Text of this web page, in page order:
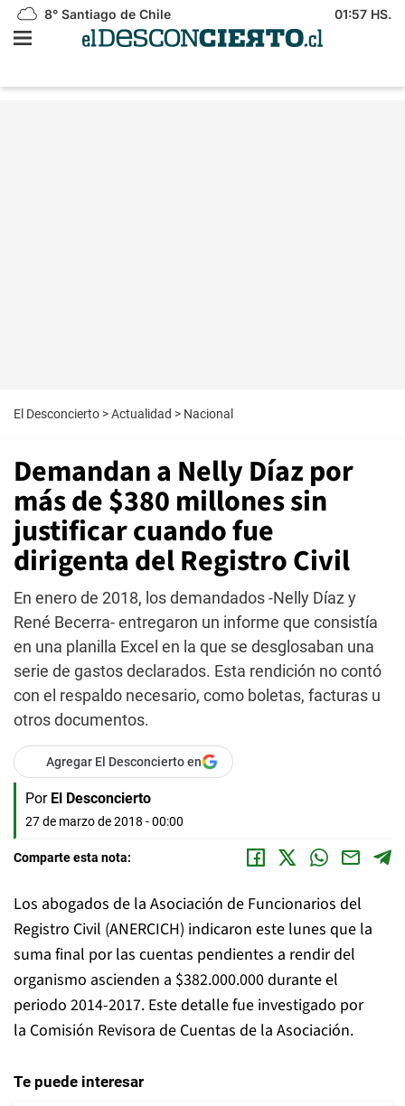
8° Santiago de Chile 01:57 HS.
El Desconcierto >Actualidad > Nacional
Demandan a Nelly Díaz por
más de $380 millones sin
justificar cuando fue
dirigenta del Registro Civil
En enero de 2018, los demandados -Nelly Díaz y
René Becerra- entregaron un informe que consistía
en una planilla Excel en la que se desglosaban una
serie de gastos declarados. Esta rendición no contó
con el respaldo necesario, como boletas, facturas u
otros documentos.
Agregar El Desconcierto en
Por El Desconcierto
27 de marzo de 2018 - 00:00
Comparte esta nota:
Los abogados de la Asociación de Funcionarios del
Registro Civil (ANERCICH) indicaron este lunes que la
suma final por las cuentas pendientes a rendir del
organismo ascienden a $382.000.000 durante el
periodo 2014-2017. Este detalle fue investigado por
la Comisión Revisora de Cuentas de la Asociación.
Te puede interesar